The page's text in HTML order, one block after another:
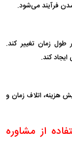
فرآیند می‌شود.
زمان تغییر کند.
کند.
هزینه، اتلاف زمان و
از مشاوره